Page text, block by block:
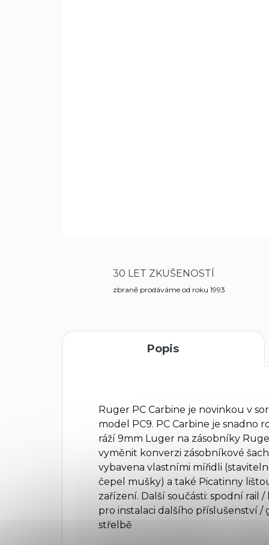
30 LET ZKUŠENOSTÍ
zbraně prodáváme od roku 1993
Popis
Ruger PC Carbine je novinkou v
model PC9. PC Carbine je snadno
ráží 9mm Luger na zásobníky
vyměnit konverzi zásobníkové
vybavena vlastními mířidli
čepel mušky) a také Picatinny
zařízení. Další součásti: spodní rail
pro instalaci dalšího příslušenství
střelbě